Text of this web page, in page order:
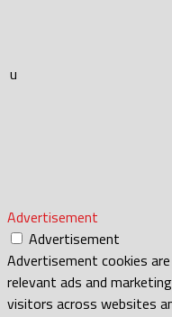
u
Advertisement
Advertisement
Advertisement cookies
relevant ads and
visitors across websites